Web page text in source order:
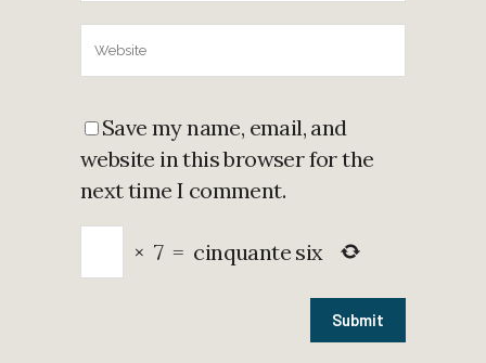
Save my name, email, and
website in this browser for the
next time I comment.
× 7 = cinquante six